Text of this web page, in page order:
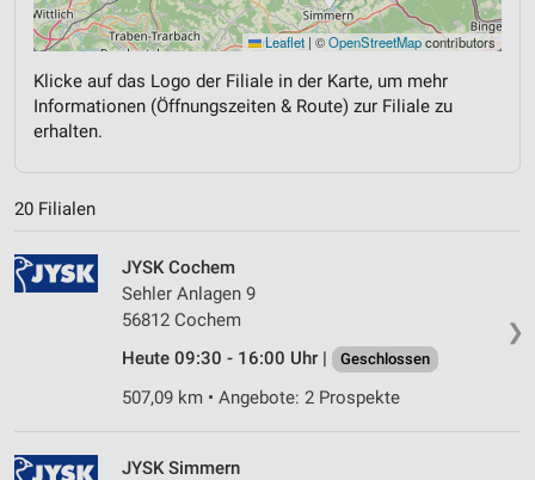
Leaflet | ©OpenStreetMapcontributors
Klicke auf das Logo der Filiale in der Karte, um mehr
Informationen (Öffnungszeiten & Route) zur Filiale zu
erhalten.
20 Filialen
❯
JYSK Cochem
Sehler Anlagen 9
56812 Cochem
Heute 09:30 - 16:00 Uhr |
Geschlossen
507,09 km • Angebote: 2 Prospekte
JYSK Simmern